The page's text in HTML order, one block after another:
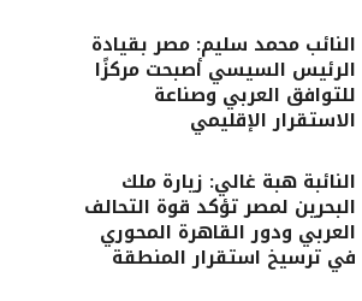
النائب محمد سليم: مصر بقيادة
الرئيس السيسي أصبحت مركزًا
للتوافق العربي وصناعة
الاستقرار الإقليمي
النائبة هبة غالي: زيارة ملك
البحرين لمصر تؤكد قوة التحالف
العربي ودور القاهرة المحوري
في ترسيخ استقرار المنطقة